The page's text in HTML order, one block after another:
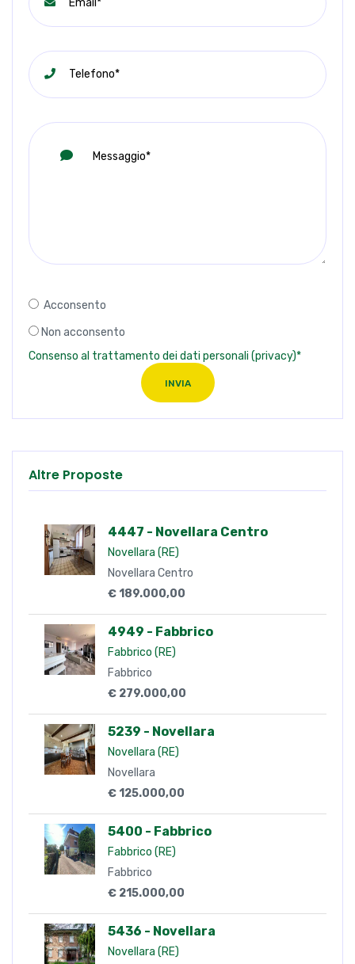
Acconsento
Non acconsento
Consenso al trattamento dei dati personali (privacy)*
INVIA
Altre Proposte
4447 - Novellara Centro
Novellara (RE)
Novellara Centro
€ 189.000,00
4949 - Fabbrico
Fabbrico (RE)
Fabbrico
€ 279.000,00
5239 - Novellara
Novellara (RE)
Novellara
€ 125.000,00
5400 - Fabbrico
Fabbrico (RE)
Fabbrico
€ 215.000,00
5436 - Novellara
Novellara (RE)